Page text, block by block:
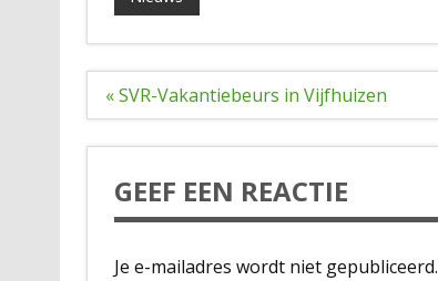
Bericht
« SVR-Vakantiebeurs in Vijfhuizen
GEEF EEN REACTIE
Je e-mailadres wordt niet gepubliceerd.